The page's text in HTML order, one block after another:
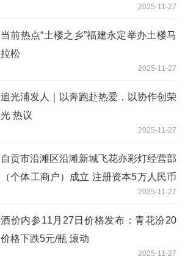
2025-11-27
当前热点“土楼之乡”福建永定举办土楼马
拉松
2025-11-27
追光浦发人｜以奔跑赴热爱，以协作创荣
光 热议
2025-11-27
自贡市沿滩区沿滩新城飞花亦彩灯经营部
（个体工商户）成立 注册资本5万人民币
2025-11-27
酒价内参11月27日价格发布：青花汾20
价格下跌5元/瓶 滚动
2025-11-27